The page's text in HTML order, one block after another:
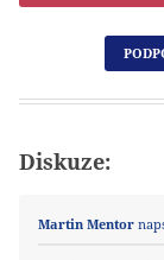
Diskuze:
Martin Mentor